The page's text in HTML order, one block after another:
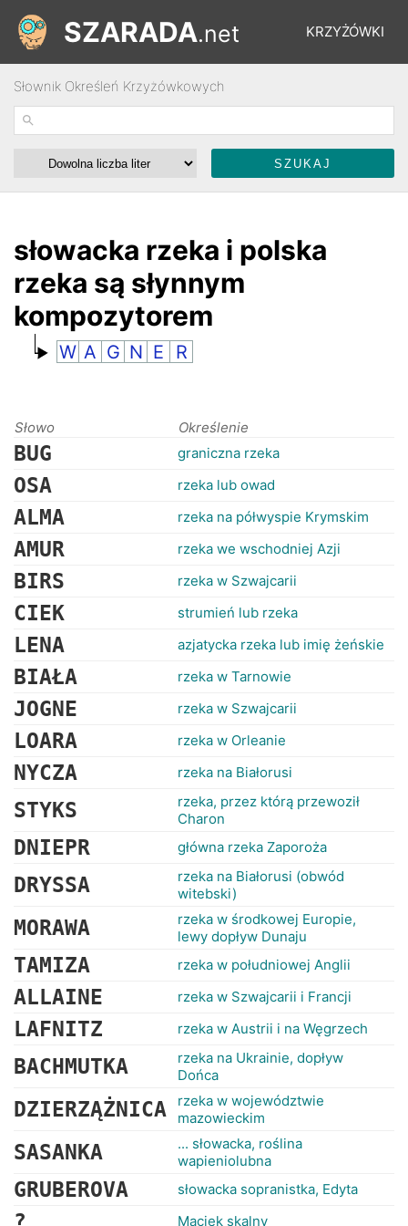
KRZYŻÓWKI
ŁAMIGŁÓWKI
SZARADA.net
Słownik Określeń Krzyżówkowych
słowacka rzeka i polska
rzeka są słynnym
kompozytorem
W A G N E R
Słowo Określenie
BUG graniczna rzeka
OSA rzeka lub owad
ALMA rzeka na półwyspie Krymskim
AMUR rzeka we wschodniej Azji
BIRS rzeka w Szwajcarii
CIEK strumień lub rzeka
LENA azjatycka rzeka lub imię żeńskie
BIAŁA rzeka w Tarnowie
JOGNE rzeka w Szwajcarii
LOARA rzeka w Orleanie
NYCZA rzeka na Białorusi
STYKS
rzeka, przez którą przewoził
Charon
DNIEPR główna rzeka Zaporoża
DRYSSA
rzeka na Białorusi (obwód
witebski)
MORAWA
rzeka w środkowej Europie,
lewy dopływ Dunaju
TAMIZA rzeka w południowej Anglii
ALLAINE rzeka w Szwajcarii i Francji
LAFNITZ rzeka w Austrii i na Węgrzech
BACHMUTKA
rzeka na Ukrainie, dopływ
Dońca
DZIERZĄŻNICA
rzeka w województwie
mazowieckim
SASANKA
... słowacka, roślina
wapieniolubna
GRUBEROVA słowacka sopranistka, Edyta
Maciek skalny